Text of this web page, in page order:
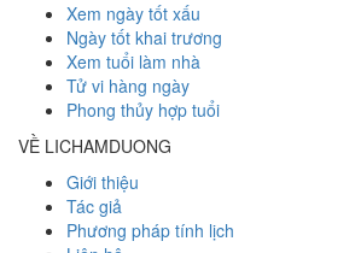
Xem ngày tốt xấu
Ngày tốt khai trương
Xem tuổi làm nhà
Tử vi hàng ngày
Phong thủy hợp tuổi
VỀ LICHAMDUONG
Giới thiệu
Tác giả
Phương pháp tính lịch